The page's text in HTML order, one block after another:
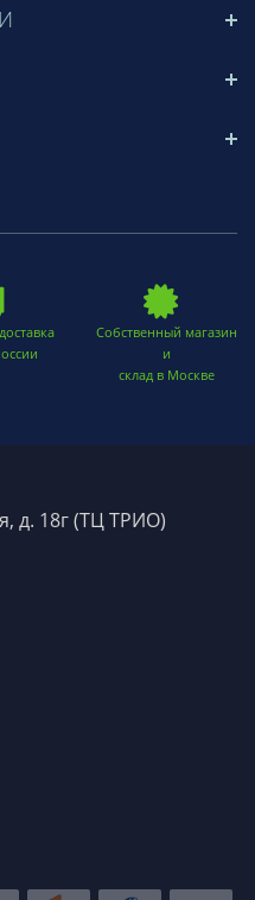
Собственный магазин
и
склад в Москве
д. 18г (ТЦ ТРИО)